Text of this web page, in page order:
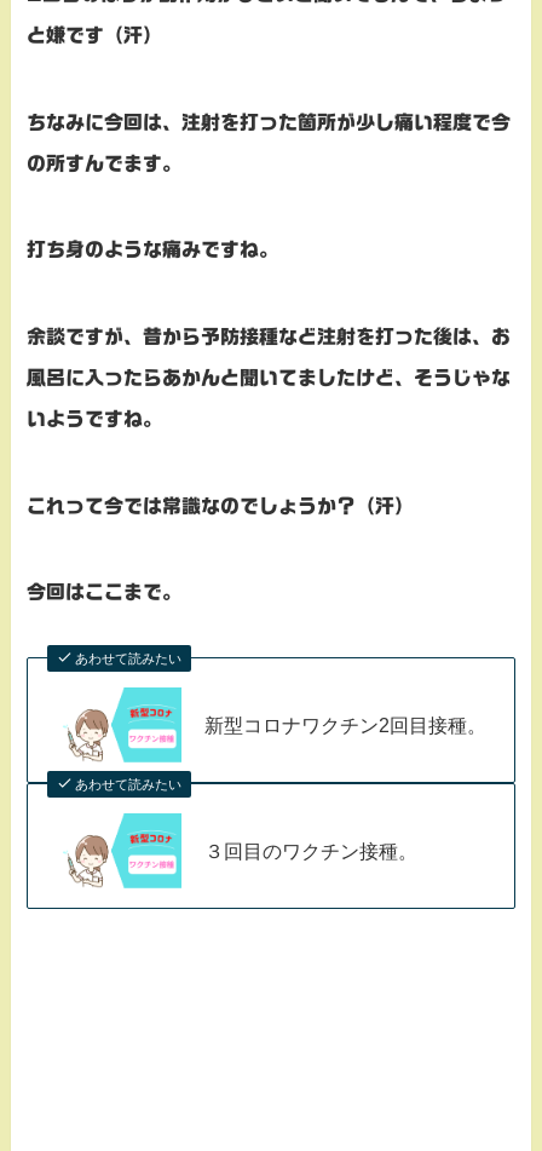
と嫌です（汗）
ちなみに今回は、注射を打った箇所が少し痛い程度で今
の所すんでます。
打ち身のような痛みですね。
余談ですが、昔から予防接種など注射を打った後は、お
風呂に入ったらあかんと聞いてましたけど、そうじゃな
いようですね。
これって今では常識なのでしょうか？（汗）
今回はここまで。
あわせて読みたい
新型コロナワクチン2回目接種。
あわせて読みたい
３回目のワクチン接種。